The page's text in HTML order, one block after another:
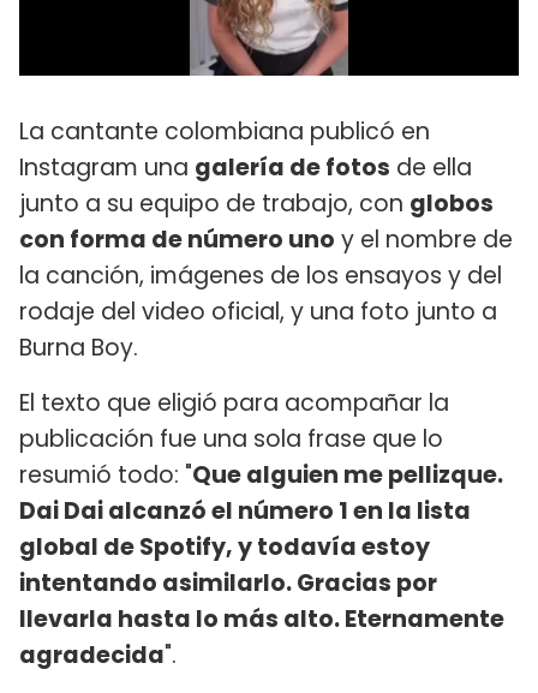
La cantante colombiana publicó en
Instagram una galería de fotos de ella
junto a su equipo de trabajo, con globos
con forma de número uno y el nombre de
la canción, imágenes de los ensayos y del
rodaje del video oficial, y una foto junto a
Burna Boy.
El texto que eligió para acompañar la
publicación fue una sola frase que lo
resumió todo: "Que alguien me pellizque.
Dai Dai alcanzó el número 1 en la lista
global de Spotify, y todavía estoy
intentando asimilarlo. Gracias por
llevarla hasta lo más alto. Eternamente
agradecida".